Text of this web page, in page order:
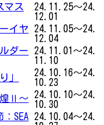
マス
24.11.25～24.
12.01
イヤ
24.11.05～24.
12.04
ダー
24.11.01～24.
11.10
」
24.10.16～24.
10.23
煌Ⅱ～
24.10.10～24.
10.30
SEA
24.10.04～24.